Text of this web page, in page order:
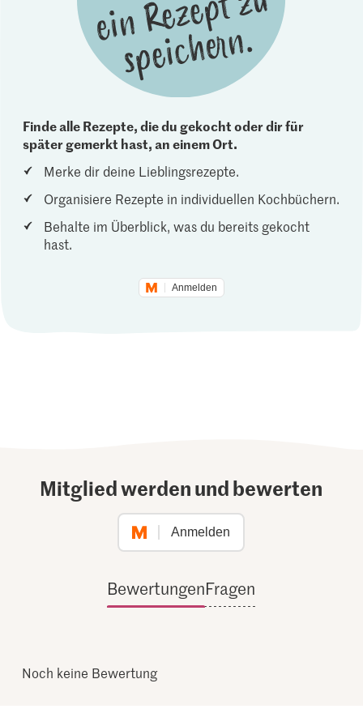
Finde alle Rezepte, die du gekocht oder dir für
später gemerkt hast, an einem Ort.
Merke dir deine Lieblingsrezepte.
Organisiere Rezepte in individuellen Kochbüchern.
Behalte im Überblick, was du bereits gekocht
hast.
Anmelden
Mitglied werden und bewerten
Anmelden
BewertungenFragen
Noch keine Bewertung